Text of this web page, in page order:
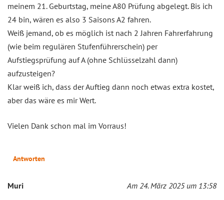
meinem 21. Geburtstag, meine A80 Prüfung abgelegt. Bis ich
24 bin, wären es also 3 Saisons A2 fahren.
Weiß jemand, ob es möglich ist nach 2 Jahren Fahrerfahrung
(wie beim regulären Stufenführerschein) per
Aufstiegsprüfung auf A (ohne Schlüsselzahl dann)
aufzusteigen?
Klar weiß ich, dass der Auftieg dann noch etwas extra kostet,
aber das wäre es mir Wert.
Vielen Dank schon mal im Vorraus!
Antworten
Muri Am 24. März 2025 um 13:58